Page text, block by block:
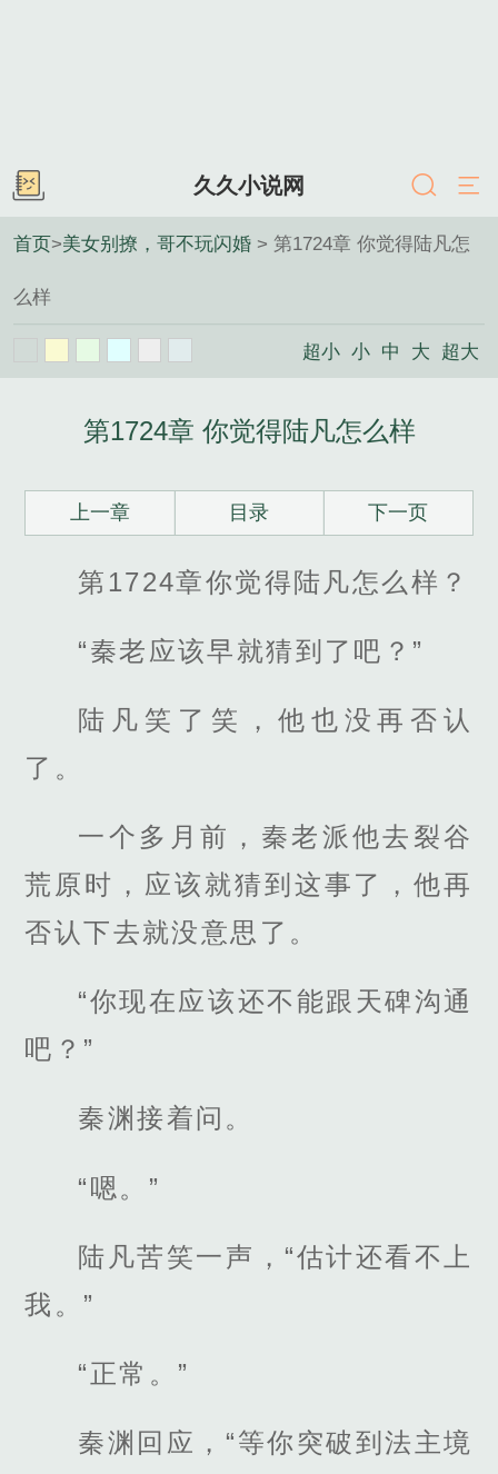
久久小说网
首页>美女别撩，哥不玩闪婚 > 第1724章 你觉得陆凡怎
么样
超小 小 中 大 超大
第1724章 你觉得陆凡怎么样
上一章 目录 下一页
第1724章你觉得陆凡怎么样？
“秦老应该早就猜到了吧？”
陆凡笑了笑，他也没再否认
了。
一个多月前，秦老派他去裂谷
荒原时，应该就猜到这事了，他再
否认下去就没意思了。
“你现在应该还不能跟天碑沟通
吧？”
秦渊接着问。
“嗯。”
陆凡苦笑一声，“估计还看不上
我。”
“正常。”
秦渊回应，“等你突破到法主境